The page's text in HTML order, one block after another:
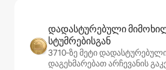
დადასტურებული
სტუმრებისგან
3710‑ზე მეტი
დაგეხმარებათ არჩევანის